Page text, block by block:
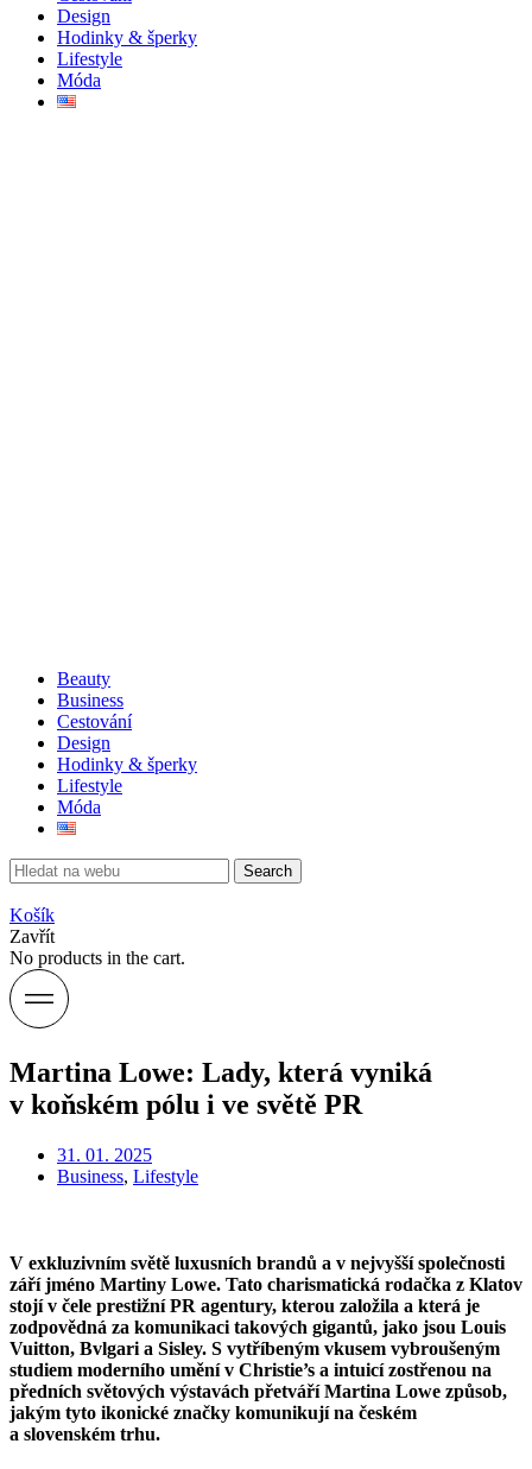
Design
Hodinky & šperky
Lifestyle
Móda
Beauty
Business
Cestování
Design
Hodinky & šperky
Lifestyle
Móda
Search
Košík
Zavřít
No products in the cart.
Martina Lowe: Lady, která vyniká
v koňském pólu i ve světě PR
31. 01. 2025
Business, Lifestyle
V exkluzivním světě luxusních brandů a v nejvyšší společnosti
září jméno Martiny Lowe. Tato charismatická rodačka z Klatov
stojí v čele prestižní PR agentury, kterou založila a která je
zodpovědná za komunikaci takových gigantů, jako jsou Louis
Vuitton, Bvlgari a Sisley. S vytříbeným vkusem vybroušeným
studiem moderního umění v Christie’s a intuicí zostřenou na
předních světových výstavách přetváří Martina Lowe způsob,
jakým tyto ikonické značky komunikují na českém
a slovenském trhu.